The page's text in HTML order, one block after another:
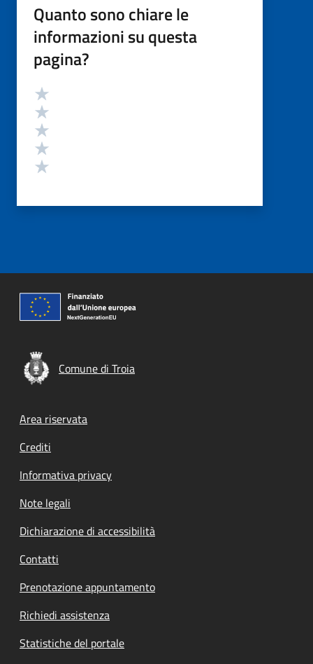
Quanto sono chiare le
informazioni su questa
pagina?
Valutazione
Comune di Troia
Footer menu
Area riservata
Crediti
Informativa privacy
Note legali
Dichiarazione di accessibilità
Contatti
Prenotazione appuntamento
Richiedi assistenza
Statistiche del portale